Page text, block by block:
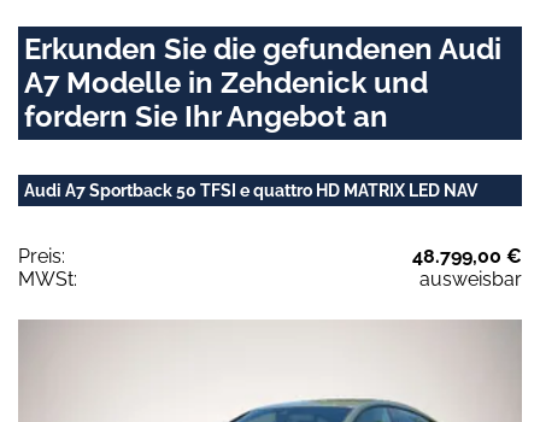
Erkunden Sie die gefundenen Audi
A7 Modelle in Zehdenick und
fordern Sie Ihr Angebot an
Audi A7 Sportback 50 TFSI e quattro HD MATRIX LED NAV
Preis:
48.799,00 €
MWSt:
ausweisbar